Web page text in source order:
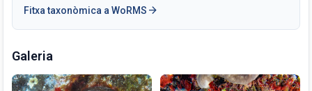
Fitxa taxonòmica a WoRMS arrow_forward
Galeria